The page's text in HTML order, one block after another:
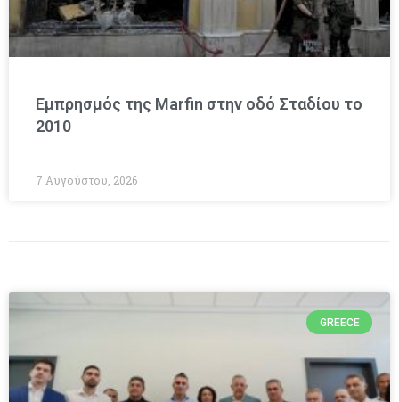
Εμπρησμός της Marfin στην οδό Σταδίου το
2010
7 Αυγούστου, 2026
GREECE